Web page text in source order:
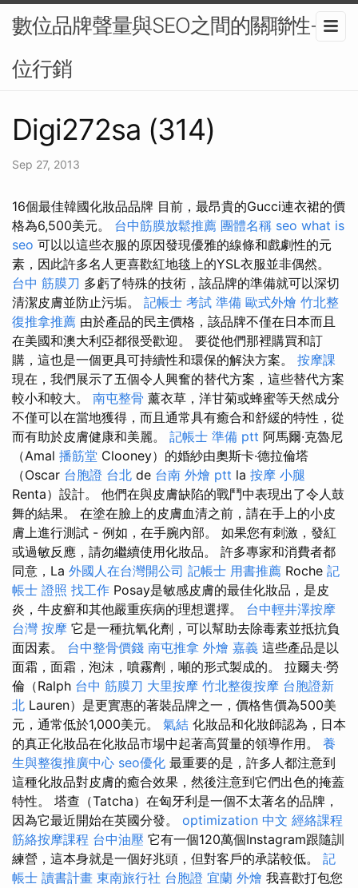
數位品牌聲量與SEO之間的關聯性-數
位行銷
Digi272sa (314)
Sep 27, 2013
16個最佳韓國化妝品品牌 目前，最昂貴的Gucci連衣裙的價
格為6,500美元。 台中筋膜放鬆推薦 團體名稱 seo what is
seo 可以以這些衣服的原因發現優雅的線條和戲劇性的元
素，因此許多名人更喜歡紅地毯上的YSL衣服並非偶然。
台中 筋膜刀 多虧了特殊的技術，該品牌的準備就可以深切
清潔皮膚並防止污垢。 記帳士 考試 準備 歐式外燴 竹北整
復推拿推薦 由於產品的民主價格，該品牌不僅在日本而且
在美國和澳大利亞都很受歡迎。 要從他們那裡購買和訂
購，這也是一個更具可持續性和環保的解決方案。 按摩課
現在，我們展示了五個令人興奮的替代方案，這些替代方案
較小和較大。 南屯整骨 薰衣草，洋甘菊或蜂蜜等天然成分
不僅可以在當地獲得，而且通常具有癒合和舒緩的特性，從
而有助於皮膚健康和美麗。 記帳士 準備 ptt 阿馬爾·克魯尼
（Amal 播筋堂 Clooney）的婚紗由奧斯卡·德拉倫塔
（Oscar 台胞證 台北 de 台南 外燴 ptt la 按摩 小腿
Renta）設計。 他們在與皮膚缺陷的戰鬥中表現出了令人鼓
舞的結果。 在塗在臉上的皮膚血清之前，請在手上的小皮
膚上進行測試 - 例如，在手腕內部。 如果您有刺激，發紅
或過敏反應，請勿繼續使用化妝品。 許多專家和消費者都
同意，La 外國人在台灣開公司 記帳士 用書推薦 Roche 記
帳士 證照 找工作 Posay是敏感皮膚的最佳化妝品，是皮
炎，牛皮癬和其他嚴重疾病的理想選擇。 台中輕井澤按摩
台灣 按摩 它是一種抗氧化劑，可以幫助去除毒素並抵抗負
面因素。 台中整骨價錢 南屯推拿 外燴 嘉義 這些產品是以
面霜，面霜，泡沫，噴霧劑，噸的形式製成的。 拉爾夫·勞
倫（Ralph 台中 筋膜刀 大里按摩 竹北整復按摩 台胞證新
北 Lauren）是更實惠的著裝品牌之一，價格售價為500美
元，通常低於1,000美元。 氣結 化妝品和化妝師認為，日本
的真正化妝品在化妝品市場中起著高質量的領導作用。 養
生與整復推廣中心 seo優化 最重要的是，許多人都注意到
這種化妝品對皮膚的癒合效果，然後注意到它們出色的掩蓋
特性。 塔查（Tatcha）在匈牙利是一個不太著名的品牌，
因為它最近開始在英國分發。 optimization 中文 經絡課程
筋絡按摩課程 台中油壓 它有一個120萬個Instagram跟隨訓
練營，這本身就是一個好兆頭，但對客戶的承諾較低。 記
帳士 讀書計畫 東南旅行社 台胞證 宜蘭 外燴 我喜歡打包您